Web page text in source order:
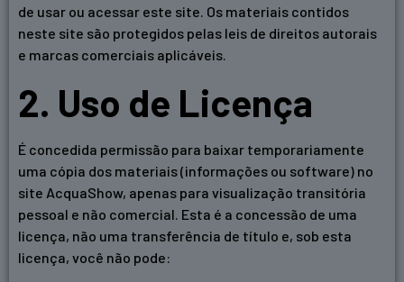
de usar ou acessar este site. Os materiais contidos
neste site são protegidos pelas leis de direitos autorais
e marcas comerciais aplicáveis.
2. Uso de Licença
É concedida permissão para baixar temporariamente
uma cópia dos materiais (informações ou software) no
site AcquaShow, apenas para visualização transitória
pessoal e não comercial. Esta é a concessão de uma
licença, não uma transferência de título e, sob esta
licença, você não pode: